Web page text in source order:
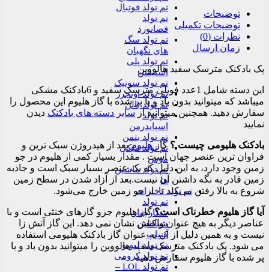
تم تولد فوتبال
تم تولد
فضانورد
تم تولد سگ
های نگهبان
تم تولد پلی
استیشن
تم تولد سونیک
تم تولد اونجرز
تم تولد بالن
تم تولد
اسپایدرمن
تم تولد بتمن
تم تولد میکی
موس
تم تولد ماشین
ها
تم تولد دخترانه
تم تولد
شکارچیان
شیاطین
کیپاپ
تم تولد لبوبو
تم تولد کرومی
تم تولد LOL –
توضیحات
توضیحات تکمیلی
نظرات (0)
زمان ارسال
پک بادکنک مترسک سفید هالووین
این دسته شامل 1عدد فویلی مترسک سفید و 6بادکنک مشکی
میباشد که میتوانید بدون باد و یا پر شده با گاز هلیوم این محصول را
سفارش دهید. همچنین میتوانید از سایر دسته های بادکنک دیدن
نمایید
بادکنک هلیومی چیست ؟گازهلیوم بعد از هیدروژن سبک‌ ترین و
فراوان‌ ترین عنصر جهان است . مقدار بسیار کمی از هلیوم در جو
زمین وجود دارد، به این دلیل که یک عنصر بسیار سبک است و جاذبه
زمین قادر به نگه داشتن آن نیست.بعد از آزاد شدن در سطح زمین
شروع به بالا رفتن می‌کند تا از جو زمین خارج می‌شود.
آیا گاز هلیوم خطرناک است؟گاز هلیوم جزو گازهای خنثی است و با
عناصر دیگر به هیچ عنوان واکنش نشان نمی دهد. این گاز آتش زا
نیست و به همین دلیل از آن به عنوان گاز بادکنک هلیومی استفاده
می شود. پک بادکنک مترسک سفید هالووین را میتوانید بدون باد و یا
پر شده با گاز هلیوم سفارش دهید